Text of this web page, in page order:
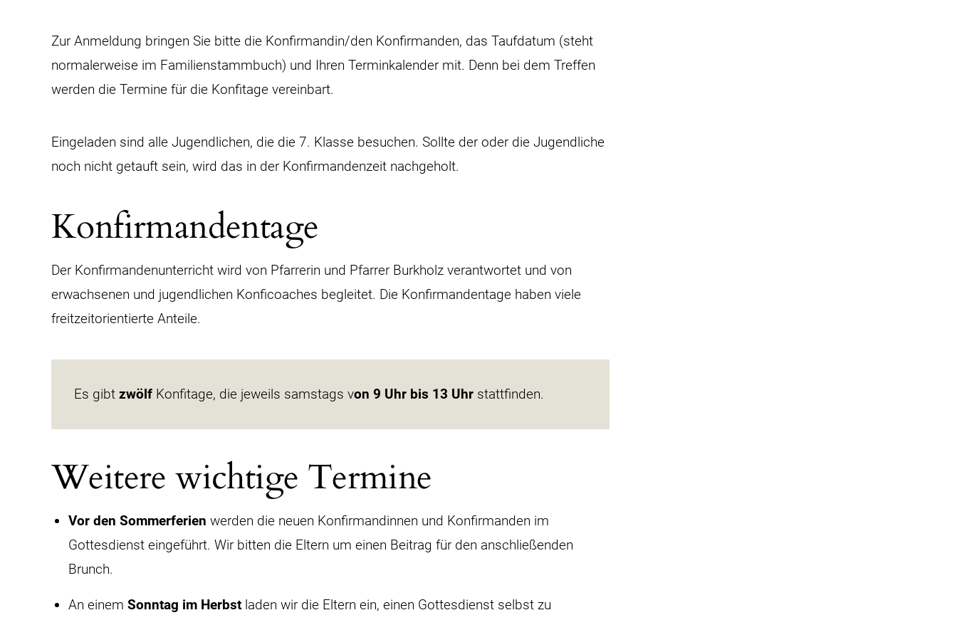
Zur Anmeldung bringen Sie bitte die Konfirmandin/den Konfirmanden, das Taufdatum (steht
normalerweise im Familienstammbuch) und Ihren Terminkalender mit. Denn bei dem Treffen
werden die Termine für die Konfitage vereinbart.
Eingeladen sind alle Jugendlichen, die die 7. Klasse besuchen. Sollte der oder die Jugendliche
noch nicht getauft sein, wird das in der Konfirmandenzeit nachgeholt.
Konfirmandentage
Der Konfirmandenunterricht wird von Pfarrerin und Pfarrer Burkholz verantwortet und von
erwachsenen und jugendlichen Konficoaches begleitet. Die Konfirmandentage haben viele
freitzeitorientierte Anteile.
Es gibt zwölf Konfitage, die jeweils samstags von 9 Uhr bis 13 Uhr stattfinden.
Weitere wichtige Termine
Vor den Sommerferien werden die neuen Konfirmandinnen und Konfirmanden im
Gottesdienst eingeführt. Wir bitten die Eltern um einen Beitrag für den anschließenden
Brunch.
An einem Sonntag im Herbst laden wir die Eltern ein, einen Gottesdienst selbst zu